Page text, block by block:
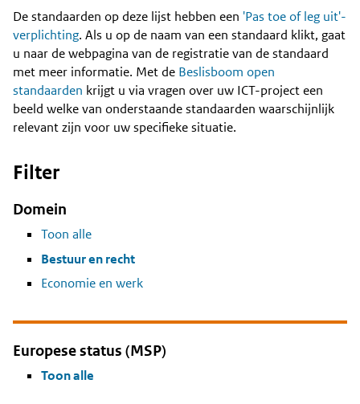
Content
De standaarden op deze lijst hebben een 'Pas toe of leg uit'-
verplichting. Als u op de naam van een standaard klikt, gaat
u naar de webpagina van de registratie van de standaard
met meer informatie. Met de Beslisboom open
standaarden krijgt u via vragen over uw ICT-project een
beeld welke van onderstaande standaarden waarschijnlijk
relevant zijn voor uw specifieke situatie.
Filter
Domein
Toon alle
Bestuur en recht
Economie en werk
Europese status (MSP)
Toon alle